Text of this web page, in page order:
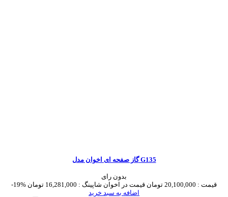
گاز صفحه ای اخوان مدل G135
بدون رای
-19%
قیمت : 20,100,000 تومان قیمت در اخوان شاپینگ : 16,281,000 تومان
اضافه به سبد خرید